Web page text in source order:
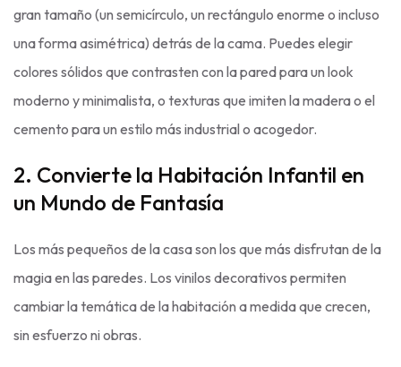
gran tamaño (un semicírculo, un rectángulo enorme o incluso
una forma asimétrica) detrás de la cama. Puedes elegir
colores sólidos que contrasten con la pared para un look
moderno y minimalista, o texturas que imiten la madera o el
cemento para un estilo más industrial o acogedor.
2. Convierte la Habitación Infantil en
un Mundo de Fantasía
Los más pequeños de la casa son los que más disfrutan de la
magia en las paredes. Los vinilos decorativos permiten
cambiar la temática de la habitación a medida que crecen,
sin esfuerzo ni obras.